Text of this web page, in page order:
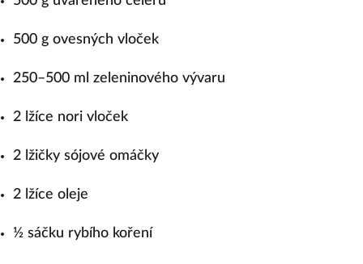
500 g ovesných vloček
250–500 ml zeleninového vývaru
2 lžíce nori vloček
2 lžičky sójové omáčky
2 lžíce oleje
½ sáčku rybího koření